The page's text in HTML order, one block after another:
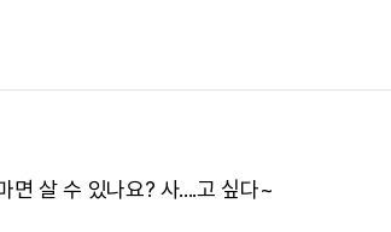
면 살 수 있나요? 사....고 싶다~